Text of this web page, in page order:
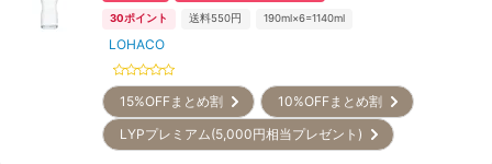
30ポイント 送料550円 190ml×6=1140ml
LOHACO
15%OFFまとめ割
10%OFFまとめ割
LYPプレミアム(5,000円相当プレゼント)